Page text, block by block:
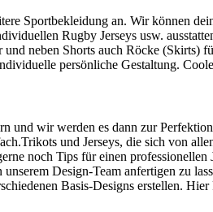
Sportbekleidung an. Wir können
Rugby Jerseys usw.
neben Shorts auch Röcke
persönliche Gestaltung.
und wir werden es dann zur
und Jerseys, die sich von
noch Tips für einen
Design-Team anfertigen zu
Basis-Designs erstellen.